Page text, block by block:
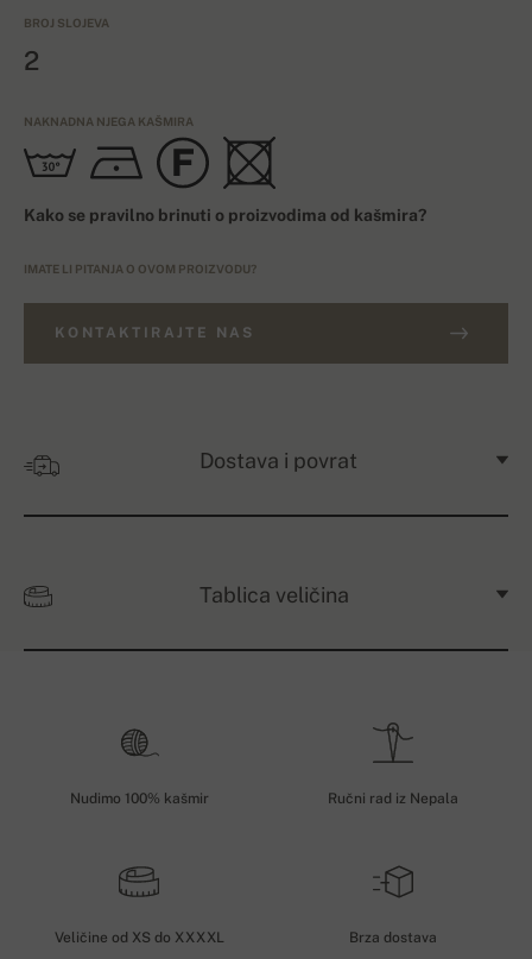
BROJ SLOJEVA
2
NAKNADNA NJEGA KAŠMIRA
Kako se pravilno brinuti o proizvodima od kašmira?
IMATE LI PITANJA O OVOM PROIZVODU?
KONTAKTIRAJTE NAS
Dostava i povrat
Tablica veličina
Nudimo 100% kašmir Ručni rad iz Nepala
Veličine od XS do XXXXL Brza dostava